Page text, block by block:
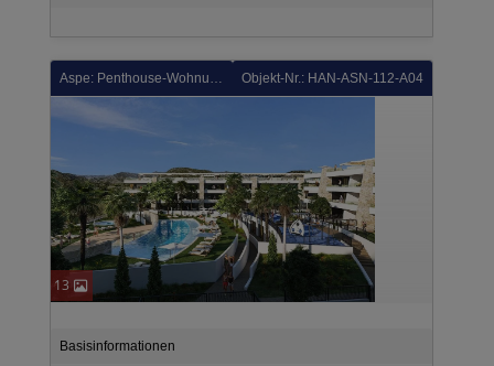
Aspe: Penthouse-Wohnungen mit 2 Schlafzimmern, 2 Bädern, Dachterrasse, Klimaanlage, Tiefgaragenstellplatz und Gemeinschaftspool in wunderschöner Golfanlage Objekt-Nr.: HAN-ASN-112-A04
13
Basisinformationen